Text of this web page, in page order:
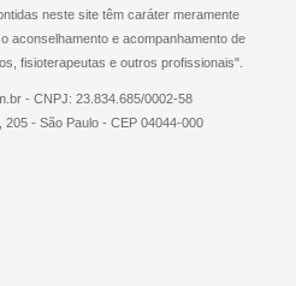
neste site têm caráter meramente
aconselhamento e acompanhamento de
fisioterapeutas e outros profissionais".
- CNPJ: 23.834.685/0002-58
205 - São Paulo - CEP 04044-000